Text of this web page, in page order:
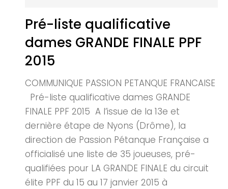
Pré-liste qualificative
dames GRANDE FINALE PPF
2015
COMMUNIQUE PASSION PETANQUE FRANCAISE
Pré-liste qualificative dames GRANDE
FINALE PPF 2015 A l’issue de la 13e et
dernière étape de Nyons (Drôme), la
direction de Passion Pétanque Française a
officialisé une liste de 35 joueuses, pré-
qualifiées pour LA GRANDE FINALE du circuit
élite PPF du 15 au 17 janvier 2015 à